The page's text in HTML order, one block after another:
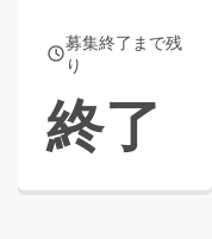
募集終了まで残
り
終了